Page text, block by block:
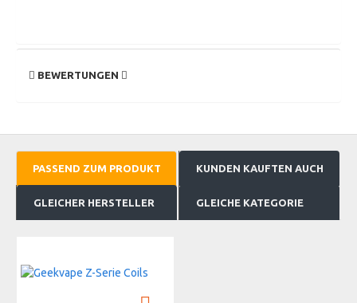
BEWERTUNGEN
PASSEND ZUM PRODUKT KUNDEN KAUFTEN AUCH
GLEICHER HERSTELLER GLEICHE KATEGORIE